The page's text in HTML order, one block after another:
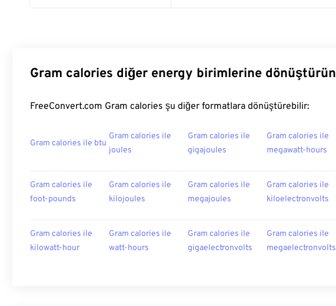
Gram calories diğer energy birimlerine dönüştürün
FreeConvert.com Gram calories şu diğer formatlara dönüştürebilir:
Gram calories ile btu
Gram calories ile
joules
Gram calories ile
gigajoules
Gram calories ile
megawatt-hours
Gram calories ile
foot-pounds
Gram calories ile
kilojoules
Gram calories ile
megajoules
Gram calories ile
kiloelectronvolts
Gram calories ile
kilowatt-hour
Gram calories ile
watt-hours
Gram calories ile
gigaelectronvolts
Gram calories ile
megaelectronvolts